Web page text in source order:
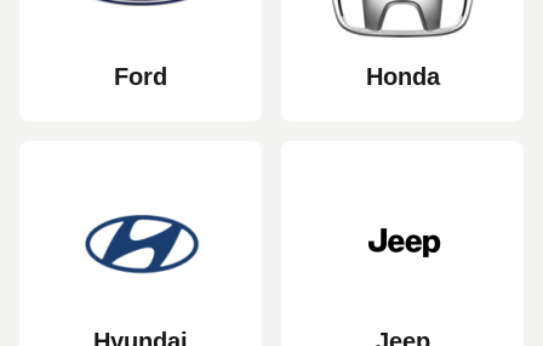
Ford Honda